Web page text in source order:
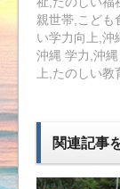
親世帯,こども
い学力向上,沖
沖縄 学力,沖
上,たのしい
関連記事